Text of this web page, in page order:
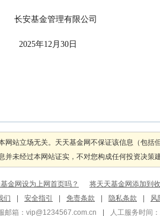
                                                                长安基金管理有限公司
                                                                  2025年12月30日
站立场无关。天天基金网不保证该信息（包
未经过本网站证实，不对您构成任何投资决策
金网设为上网首页吗？
将天天基金网添加到
们 安全指引 免责条款 隐私条款 风
邮箱： vip@1234567.com.cn 人工服务时间